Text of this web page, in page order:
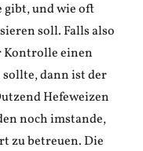
und wie oft
soll. Falls also
Kontrolle einen
dann ist der
Hefeweizen
noch imstande,
zu betreuen. Die